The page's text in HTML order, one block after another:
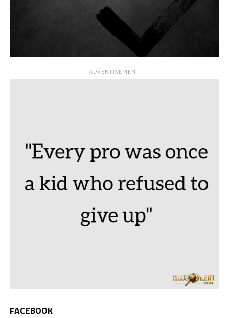
ADVERTISEMENT
FACEBOOK